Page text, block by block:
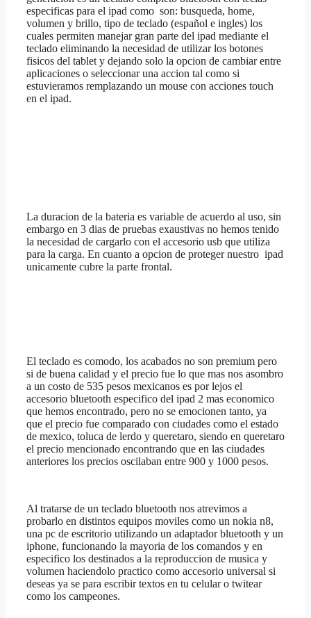
especificas para el ipad como son: busqueda, home,
volumen y brillo, tipo de teclado (español e ingles) los
cuales permiten manejar gran parte del ipad mediante el
teclado eliminando la necesidad de utilizar los botones
fisicos del tablet y dejando solo la opcion de cambiar entre
aplicaciones o seleccionar una accion tal como si
estuvieramos remplazando un mouse con acciones touch
en el ipad.
La duracion de la bateria es variable de acuerdo al uso, sin
embargo en 3 dias de pruebas exaustivas no hemos tenido
la necesidad de cargarlo con el accesorio usb que utiliza
para la carga. En cuanto a opcion de proteger nuestro ipad
unicamente cubre la parte frontal.
El teclado es comodo, los acabados no son premium pero
si de buena calidad y el precio fue lo que mas nos asombro
a un costo de 535 pesos mexicanos es por lejos el
accesorio bluetooth especifico del ipad 2 mas economico
que hemos encontrado, pero no se emocionen tanto, ya
que el precio fue comparado con ciudades como el estado
de mexico, toluca de lerdo y queretaro, siendo en queretaro
el precio mencionado encontrando que en las ciudades
anteriores los precios oscilaban entre 900 y 1000 pesos.
Al tratarse de un teclado bluetooth nos atrevimos a
probarlo en distintos equipos moviles como un nokia n8,
una pc de escritorio utilizando un adaptador bluetooth y un
iphone, funcionando la mayoria de los comandos y en
especifico los destinados a la reproduccion de musica y
volumen haciendolo practico como accesorio universal si
deseas ya se para escribir textos en tu celular o twitear
como los campeones.